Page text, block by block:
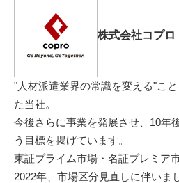
株式会社コプロ
"人材派遣業界の常識を変える"こ
た当社。
今後さらに事業を発展させ、10年
う目標を掲げています。
東証プライム市場・名証プレミア
2022年、市場区分見直しに伴いま